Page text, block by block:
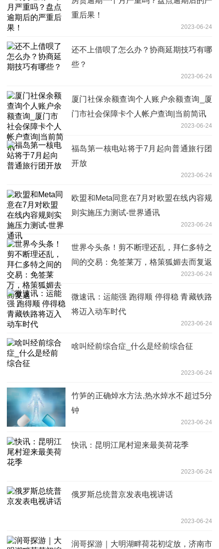
重后果！
2023-06-24
还不上借呗了怎么办？协商延期技巧有哪
些？
2023-06-24
厦门社保余额查询个人账户余额查询_厦
门市社会保障卡个人帐户查询|当前简讯
2023-06-24
福岛第一核电站将于7月起向普通旅行团
开放
2023-06-24
欧盟和Meta同意在7月对欧盟在线内容规
则实施压力测试-世界通讯
2023-06-24
世界今头条！剪不断理还乱，拜仁多特之
间的交易：免签莱万，格策狐媚去而复返
2023-06-24
微速讯：运能强 跑得顺 停得稳 青藏铁路
将迈入动车时代
2023-06-24
啥叫经前综合症_什么是经前综合征
2023-06-24
竹笋的正确焯水方法,热水焯水不超过5分
钟
2023-06-24
快讯：昆明江尾村迎来最美荷花季
2023-06-24
俄罗斯总统普京发表电视讲话
2023-06-24
润哥探游｜大明湖畔荷花初绽放，济南市